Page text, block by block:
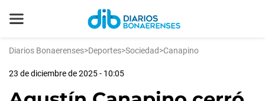
Diarios Bonaerenses>Deportes>Sociedad>Canapino
23 de diciembre de 2025 - 10:05